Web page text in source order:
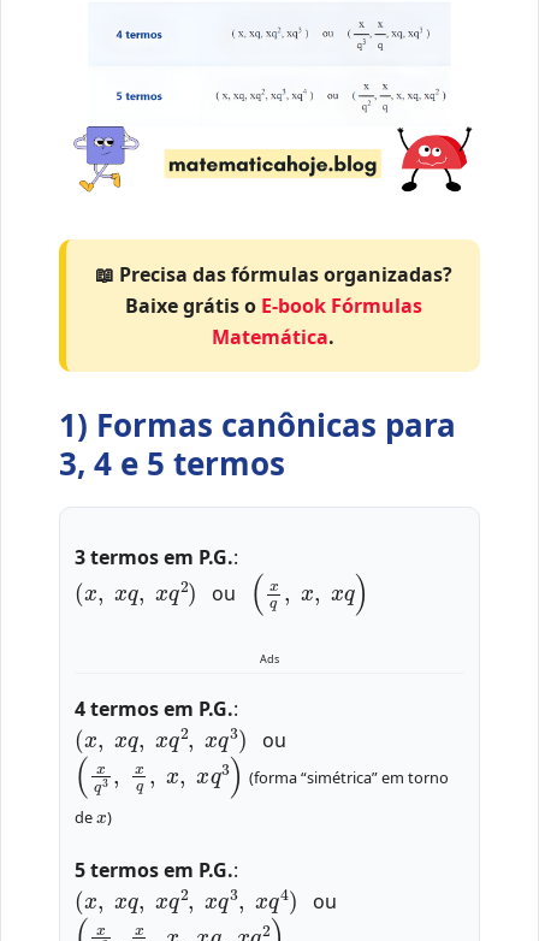
📖 Precisa das fórmulas organizadas?
Baixe grátis o E-book Fórmulas
Matemática.
1) Formas canônicas para
3, 4 e 5 termos
3 termos em P.G.:
(x
ou
(x q
Ads
4 termos em P.G.:
(x,xq,xq2,xq3)
ou
(x q xq x, q )
(forma “simétrica” em torno
dex )
5 termos em P.G.:
(x,xq,xq2,xq3,xq
ou
(xq 2,xq ,x, xq ,xq 2 )